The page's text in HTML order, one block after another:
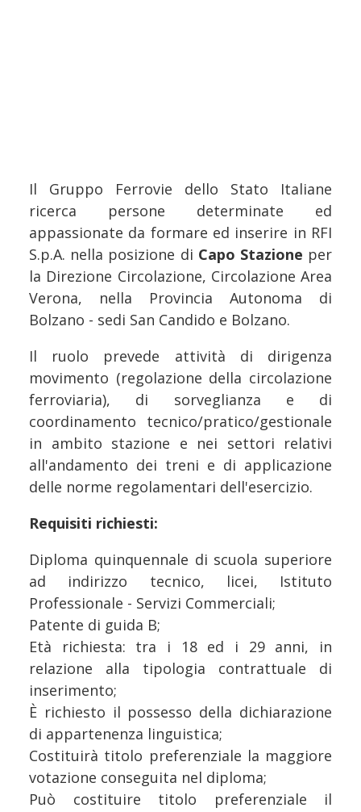
Il Gruppo Ferrovie dello Stato Italiane
ricerca persone determinate ed
appassionate da formare ed inserire in RFI
S.p.A. nella posizione di Capo Stazione per
la Direzione Circolazione, Circolazione Area
Verona, nella Provincia Autonoma di
Bolzano - sedi San Candido e Bolzano.
Il ruolo prevede attività di dirigenza
movimento (regolazione della circolazione
ferroviaria), di sorveglianza e di
coordinamento tecnico/pratico/gestionale
in ambito stazione e nei settori relativi
all'andamento dei treni e di applicazione
delle norme regolamentari dell'esercizio.
Requisiti richiesti:
Diploma quinquennale di scuola superiore
ad indirizzo tecnico, licei, Istituto
Professionale - Servizi Commerciali;
Patente di guida B;
Età richiesta: tra i 18 ed i 29 anni, in
relazione alla tipologia contrattuale di
inserimento;
È richiesto il possesso della dichiarazione
di appartenenza linguistica;
Costituirà titolo preferenziale la maggiore
votazione conseguita nel diploma;
Può costituire titolo preferenziale il